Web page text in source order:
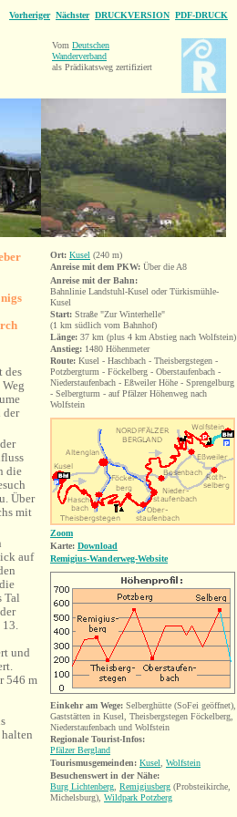
Vorheriger Nächster DRUCKVERSION PDF-DRUCK
Vom Deutschen
Wanderverband
als Prädikatsweg zertifiziert
des
der
die
Über
mit
auf
Tal
13.
und
546 m
Ort: Kusel (240 m)
Anreise mit dem PKW: Über die A8
Anreise mit der Bahn:
Bahnlinie Landstuhl-Kusel oder Türkismühle-
Kusel
Start: Straße "Zur Winterhelle"
(1 km südlich vom Bahnhof)
Länge: 37 km (plus 4 km Abstieg nach Wolfstein)
Anstieg: 1480 Höhenmeter
Route: Kusel - Haschbach - Theisbergstegen -
Potzbergturm - Föckelberg - Oberstaufenbach -
Niederstaufenbach - Eßweiler Höhe - Sprengelburg
- Selbergturm - auf Pfälzer Höhenweg nach
Wolfstein
Zoom
Karte: Download
Remigius-Wanderweg-Website
Einkehr am Wege: Selberghütte (SoFei geöffnet),
Gaststätten in Kusel, Theisbergstegen Föckelberg,
Niederstaufenbach und Wolfstein
Regionale Tourist-Infos:
Pfälzer Bergland
Tourismusgemeinden: Kusel
Wolfstein
Besuchenswert in der Nähe:
Burg Lichtenberg Remigiusberg (Probsteikirche,
Michelsburg), Wildpark Potzberg